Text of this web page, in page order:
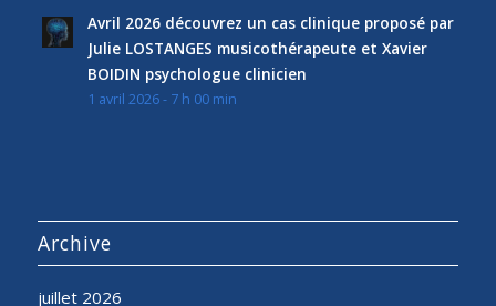
Avril 2026 découvrez un cas clinique proposé par
Julie LOSTANGES musicothérapeute et Xavier
BOIDIN psychologue clinicien
1 avril 2026 - 7 h 00 min
Archive
juillet 2026